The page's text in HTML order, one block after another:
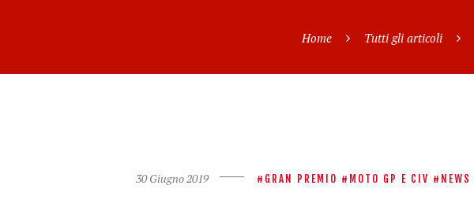
Home Tutti gli articoli
30 Giugno 2019 GRAN PREMIO MOTO GP E CIV NEWS